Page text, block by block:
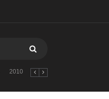
2010 자유게시판